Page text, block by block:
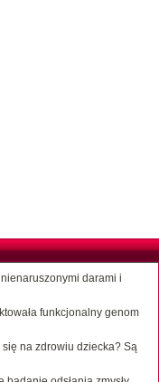
darami i
funkcjonalny genom
na zdrowiu dziecka? Są